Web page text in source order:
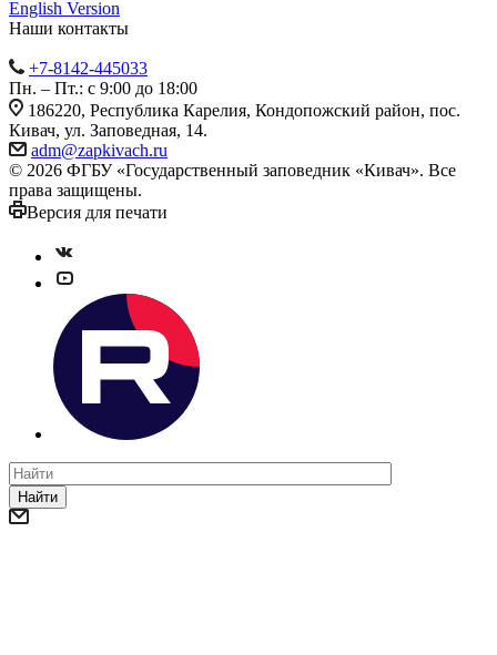
English Version
Наши контакты
+7-8142-445033
Пн. – Пт.: с 9:00 до 18:00
186220, Республика Карелия, Кондопожский район, пос.
Кивач, ул. Заповедная, 14.
adm@zapkivach.ru
© 2026 ФГБУ «Государственный заповедник «Кивач». Все
права защищены.
Версия для печати
Найти